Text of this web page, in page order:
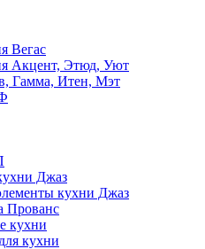
Вегас
Акцент, Этюд, Уют
Гамма, Итен, Мэт
Джаз
кухни Джаз
Прованс
кухни
кухни